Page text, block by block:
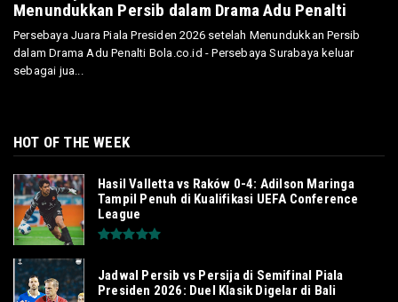
Menundukkan Persib dalam Drama Adu Penalti
Persebaya Juara Piala Presiden 2026 setelah Menundukkan Persib
dalam Drama Adu Penalti Bola.co.id - Persebaya Surabaya keluar
sebagai jua...
HOT OF THE WEEK
Hasil Valletta vs Raków 0-4: Adilson Maringa
Tampil Penuh di Kualifikasi UEFA Conference
League
Jadwal Persib vs Persija di Semifinal Piala
Presiden 2026: Duel Klasik Digelar di Bali